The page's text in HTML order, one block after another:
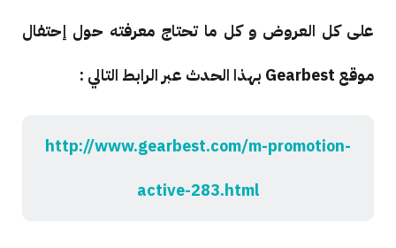
على كل العروض و كل ما تحتاج معرفته حول إحتفال
موقع Gearbest بهذا الحدث عبر الرابط التالي :
http://www.gearbest.com/m-promotion-
active-283.html